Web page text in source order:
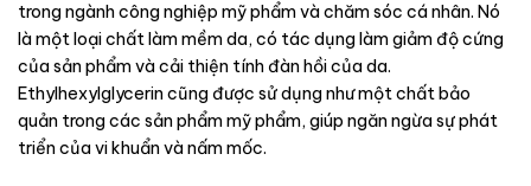
trong ngành công nghiệp mỹ phẩm và chăm sóc cá nhân. Nó
là một loại chất làm mềm da, có tác dụng làm giảm độ cứng
của sản phẩm và cải thiện tính đàn hồi của da.
Ethylhexylglycerin cũng được sử dụng như một chất bảo
quản trong các sản phẩm mỹ phẩm, giúp ngăn ngừa sự phát
triển của vi khuẩn và nấm mốc.